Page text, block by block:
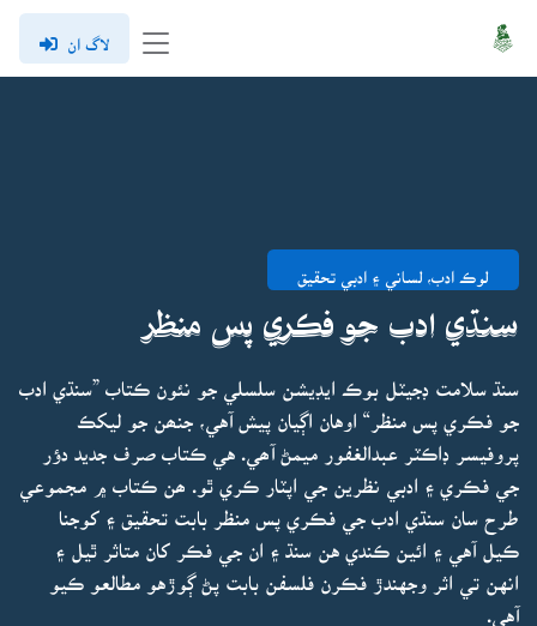
لاگ ان
لوڪ ادب، لساني ۽ ادبي تحقيق
سنڌي ادب جو فڪري پس منظر
سنڌ سلامت ڊجيٽل بوڪ ايڊيشن سلسلي جو نئون ڪتاب ”سنڌي ادب
جو فڪري پس منظر“ اوهان اڳيان پيش آهي، جنھن جو ليکڪ
پروفيسر ڊاڪٽر عبدالغفور ميمڻ آھي. هي ڪتاب صرف جديد دؤر
جي فڪري ۽ ادبي نظرين جي اپٽار ڪري ٿو. ھن ڪتاب ۾ مجموعي
طرح سان سنڌي ادب جي فڪري پس منظر بابت تحقيق ۽ کوجنا
ڪيل آهي ۽ ائين ڪندي هن سنڌ ۽ ان جي فڪر کان متاثر ٿيل ۽
انهن تي اثر وجهندڙ فڪرن فلسفن بابت پڻ ڳوڙهو مطالعو ڪيو
آهي.